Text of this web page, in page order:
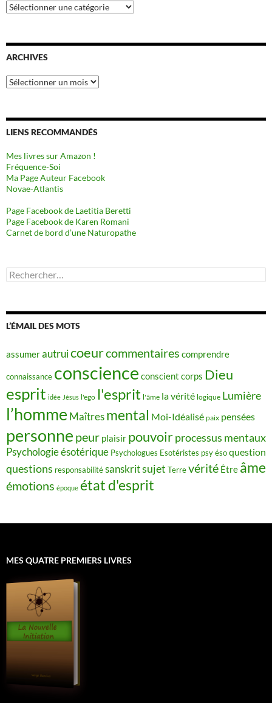
Catégories
ARCHIVES
Archives
LIENS RECOMMANDÉS
Mes livres sur Amazon !
Fréquence-Soi
Ma Page Auteur Facebook
Novae-Atlantis
Page Facebook de Laetitia Beretti
Page Facebook de Karen Romani
Carnet de bord d’une Naturopathe
Rechercher :
L’ÉMAIL DES MOTS
assumerautruicoeurcommentaires comprendre
connaissance conscience conscient corps Dieu
esprit idée Jésus l'ego l'esprit l'âme la vérité logique Lumière
l’homme Maîtres mental Moi-Idéalisé paix pensées
personne peur plaisir pouvoirprocessus mentaux
Psychologie ésotérique Psychologues Esotéristes psy ésoquestion
questions responsabilitésanskritsujet Terrevérité Être âme
émotions époque état d'esprit
MES QUATRE PREMIERS LIVRES